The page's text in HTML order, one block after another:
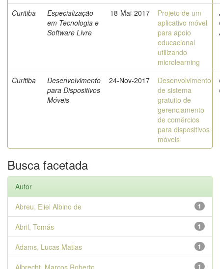
Curitiba
Especialização
em Tecnologia e
Software Livre
18-Mai-2017
Projeto de um
aplicativo móvel
para apoio
educacional
utilizando
microlearning
Curitiba
Desenvolvimento
para Dispositivos
Móveis
24-Nov-2017
Desenvolvimento
de sistema
gratuito de
gerenciamento
de comércios
para dispositivos
móveis
Busca facetada
Autor
1
Abreu, Eliel Albino de
1
Abril, Tomás
1
Adams, Lucas Matias
1
Albrecht, Marcos Roberto